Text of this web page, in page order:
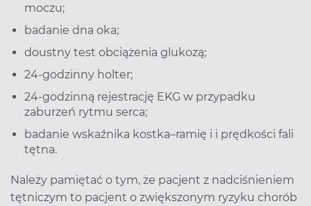
moczu;
badanie dna oka;
doustny test obciążenia glukozą;
24-godzinny holter;
24-godzinną rejestrację EKG w przypadku
zaburzeń rytmu serca;
badanie wskaźnika kostka–ramię i i prędkości fali
tętna.
Należy pamiętać o tym, że pacjent z nadciśnieniem
tętniczym to pacjent o zwiększonym ryzyku chorób